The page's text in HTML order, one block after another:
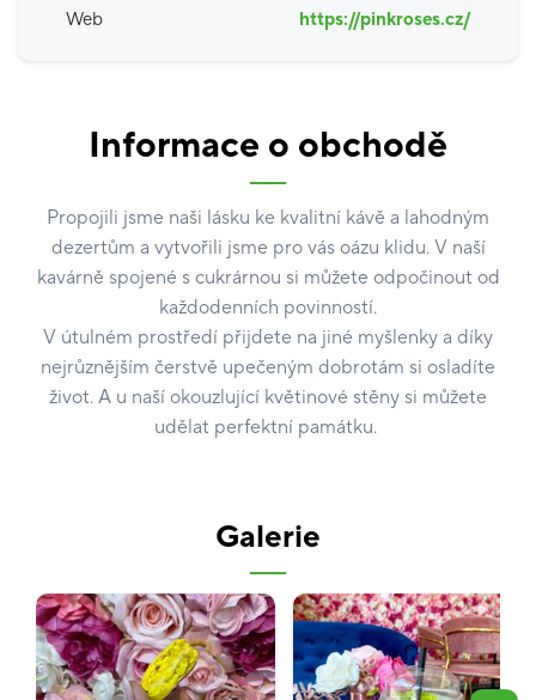
Web https://pinkroses.cz/
Informace o obchodě
Propojili jsme naši lásku ke kvalitní kávě a lahodným
dezertům a vytvořili jsme pro vás oázu klidu. V naší
kavárně spojené s cukrárnou si můžete odpočinout od
každodenních povinností.
V útulném prostředí přijdete na jiné myšlenky a díky
nejrůznějším čerstvě upečeným dobrotám si osladíte
život. A u naší okouzlující květinové stěny si můžete
udělat perfektní památku.
Galerie